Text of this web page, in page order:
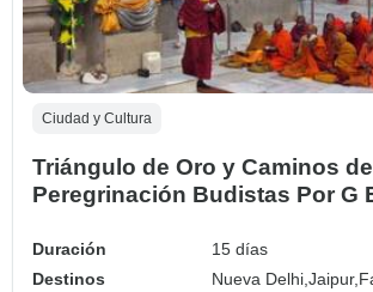
Ciudad y Cultura
Triángulo de Oro y Caminos de
Peregrinación Budistas Por G
Duración
15 días
Destinos
Nueva Delhi,Jaipur,